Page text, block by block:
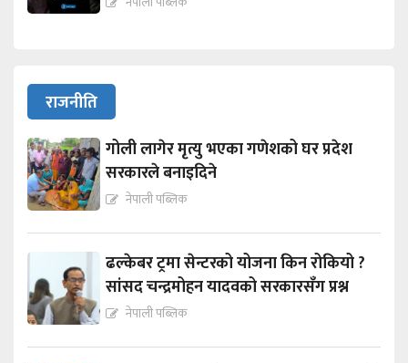
राजनीति
गोली लागेर मृत्यु भएका गणेशको घर प्रदेश
सरकारले बनाइदिने
नेपाली पब्लिक
ढल्केबर ट्रमा सेन्टरको योजना किन रोकियो ?
सांसद चन्द्रमोहन यादवको सरकारसँग प्रश्न
नेपाली पब्लिक